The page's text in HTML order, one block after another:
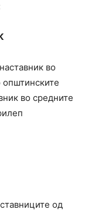
во
општинските
во средните
од